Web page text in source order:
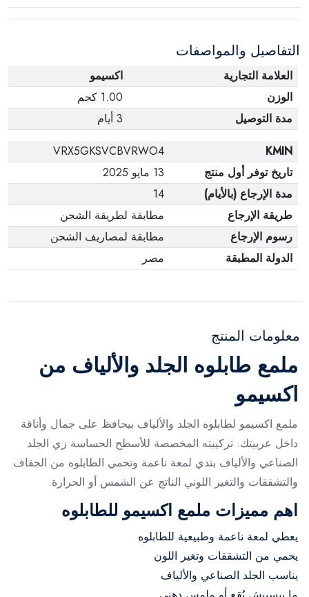
التفاصيل والمواصفات
العلامة التجارية
اكسيمو
الوزن
1.00 كجم
مدة التوصيل
3 أيام
KMIN
VRX5GKSVCBVRWO4
تاريخ توفر أول منتج
13 مايو 2025
مدة الإرجاع (بالأيام)
14
طريقة الإرجاع
مطابقة لطريقة الشحن
رسوم الإرجاع
مطابقة لمصاريف الشحن
الدولة المطبقة
مصر
معلومات المنتج
ملمع طابلوه الجلد والألياف من
اكسيمو
ملمع اكسيمو لطابلوه الجلد والألياف بيحافظ على جمال وأناقة
داخل عربيتك. تركيبته المخصصة للأسطح الحساسة زي الجلد
الصناعي والألياف بتدي لمعة ناعمة وتحمي الطابلوه من الجفاف
والتشققات والتغير اللوني الناتج عن الشمس أو الحرارة.
اهم مميزات ملمع اكسيمو للطابلوه
يعطي لمعة ناعمة وطبيعية للطابلوه
يحمي من التشققات وتغير اللون
يناسب الجلد الصناعي والألياف